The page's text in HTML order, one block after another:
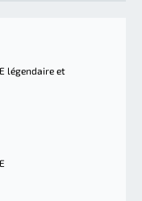
légendaire et